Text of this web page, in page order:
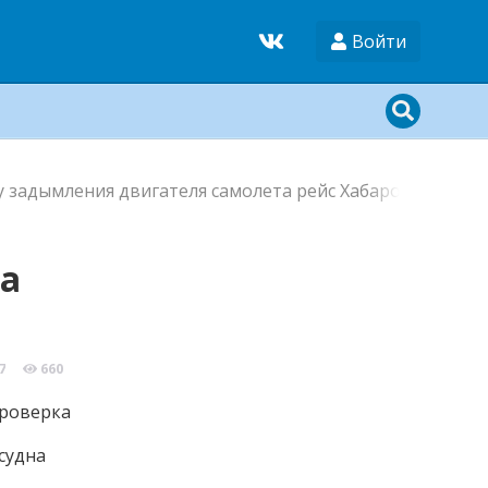
Войти
задымления двигателя самолета рейс Хабаровск-
660